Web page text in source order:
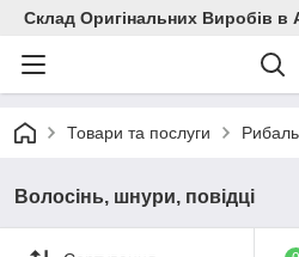
Склад Оригінальних Виробів в
Товари та послуги
Волосінь, шнури, повідці